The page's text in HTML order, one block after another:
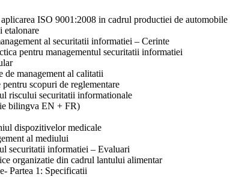
ISO 9001:2008 in cadrul productiei de
etalonare
al securitatii informatiei – Cerinte
pentru managementul securitatii informatiei
de management al calitatii
scopuri de reglementare
riscului securitatii informationale
bilingva EN + FR)
dispozitivelor medicale
al mediului
securitatii informatiei – Evaluari
organizatie din cadrul lantului alimentar
Partea 1: Specificatii